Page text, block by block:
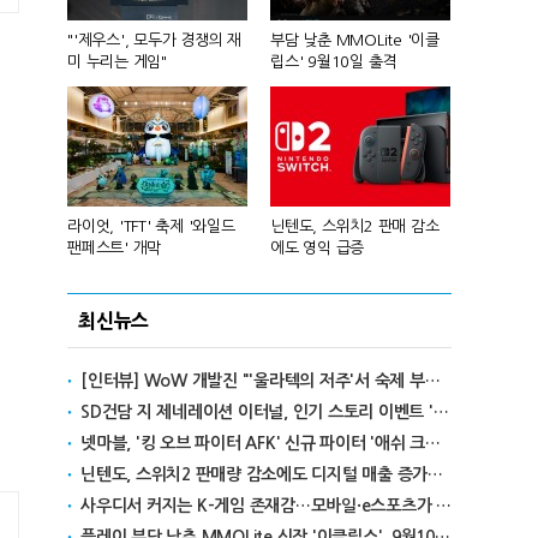
"'제우스', 모두가 경쟁의 재
미 누리는 게임"
부담 낮춘 MMOLite '이클
립스' 9월10일 출격
라이엇, 'TFT' 축제 '와일드
팬페스트' 개막
닌텐도, 스위치2 판매 감소
에도 영익 급증
최신뉴스
[인터뷰] WoW 개발진 "'울라텍의 저주'서 숙제 부담 줄이고 보상 높여"
SD건담 지 제네레이션 이터널, 인기 스토리 이벤트 '라크로아의 용사' 재개최
넷마블, '킹 오브 파이터 AFK' 신규 파이터 '애쉬 크림존' 업데이트
닌텐도, 스위치2 판매량 감소에도 디지털 매출 증가로 영익 급증
사우디서 커지는 K-게임 존재감…모바일·e스포츠가 이끌었다